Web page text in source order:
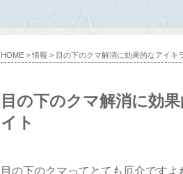
HOME > 情報 > 目の下のクマ解消に効果的なアイキ
目の下のクマ解消に効
イト
目の下のクマってとても厄介です